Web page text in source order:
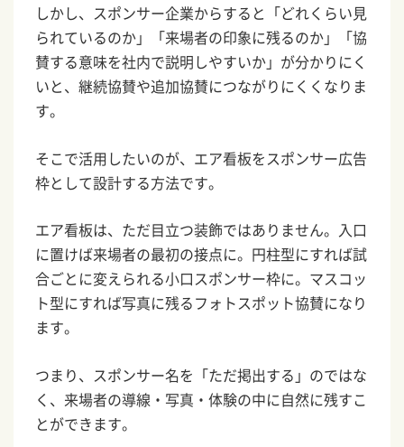
しかし、スポンサー企業からすると「どれくらい見
られているのか」「来場者の印象に残るのか」「協
賛する意味を社内で説明しやすいか」が分かりにく
いと、継続協賛や追加協賛につながりにくくなりま
す。
そこで活用したいのが、エア看板をスポンサー広告
枠として設計する方法です。
エア看板は、ただ目立つ装飾ではありません。入口
に置けば来場者の最初の接点に。円柱型にすれば試
合ごとに変えられる小口スポンサー枠に。マスコッ
ト型にすれば写真に残るフォトスポット協賛になり
ます。
つまり、スポンサー名を「ただ掲出する」のではな
く、来場者の導線・写真・体験の中に自然に残すこ
とができます。